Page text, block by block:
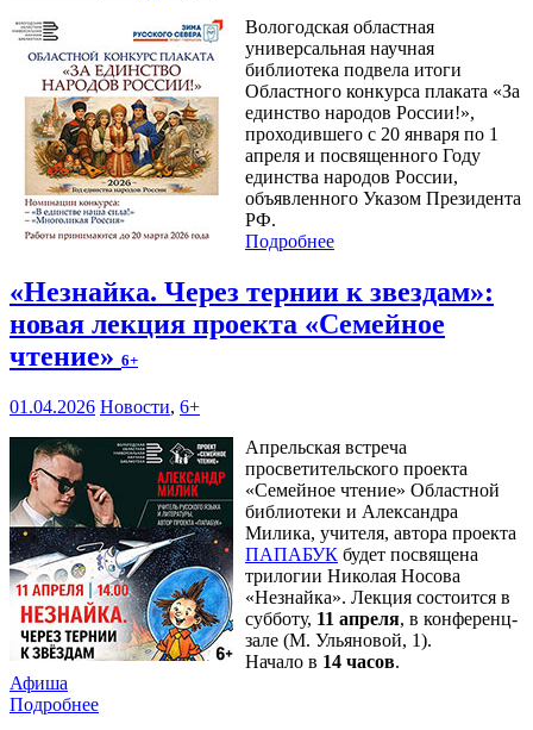
Вологодская областная
универсальная научная
библиотека подвела итоги
Областного конкурса плаката «За
единство народов России!»,
проходившего с 20 января по 1
апреля и посвященного Году
единства народов России,
объявленного Указом Президента
РФ.
Подробнее
«Незнайка. Через тернии к звездам»:
новая лекция проекта «Семейное
чтение» 6+
01.04.2026 Новости, 6+
Апрельская встреча
просветительского проекта
«Семейное чтение» Областной
библиотеки и Александра
Милика, учителя, автора проекта
ПАПАБУК будет посвящена
трилогии Николая Носова
«Незнайка». Лекция состоится в
субботу, 11 апреля, в конференц-
зале (М. Ульяновой, 1).
Начало в 14 часов.
Афиша
Подробнее